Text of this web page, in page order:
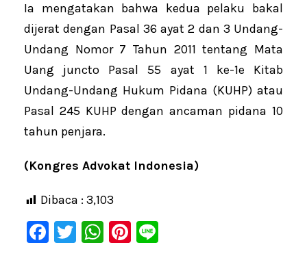
Ia mengatakan bahwa kedua pelaku bakal
dijerat dengan Pasal 36 ayat 2 dan 3 Undang-
Undang Nomor 7 Tahun 2011 tentang Mata
Uang juncto Pasal 55 ayat 1 ke-1e Kitab
Undang-Undang Hukum Pidana (KUHP) atau
Pasal 245 KUHP dengan ancaman pidana 10
tahun penjara.
(Kongres Advokat Indonesia)
Dibaca : 3,103
F
T
W Pi